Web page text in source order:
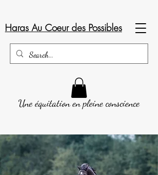
Haras Au Coeur des Possibles
Une équitation en pleine conscience